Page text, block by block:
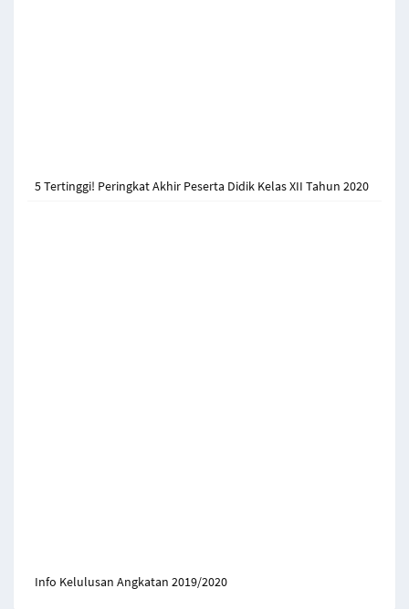
5 Tertinggi! Peringkat Akhir Peserta Didik Kelas XII Tahun 2020
Info Kelulusan Angkatan 2019/2020